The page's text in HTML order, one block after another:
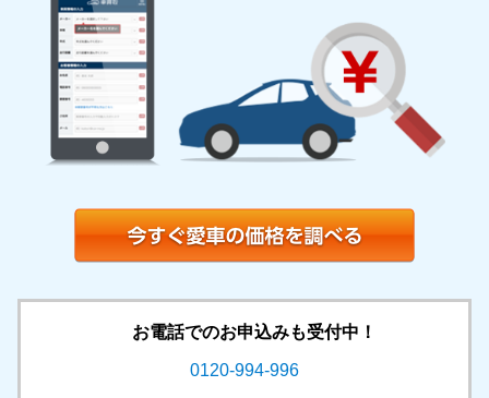
お電話でのお申込みも受付中！
0120-994-996